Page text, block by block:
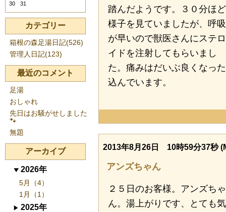
踏んだようです。３０分ほど
様子を見ていましたが、呼吸
が早いので獣医さんにステロ
イドを注射してもらいまし
た。痛みはだいぶ良くなっ
込んでいます。
2013年8月26日 10時59分37秒
アンズちゃん
２５日のお客様。アンズちゃ
ん。湯上がりです、とても
30
31
カテゴリー
箱根の森足湯日記(526)
管理人日記(123)
最近のコメント
足湯
おしゃれ
先日はお騒がせしました
🐾
無題
アーカイブ
2026年
5月（4）
1月（1）
2025年